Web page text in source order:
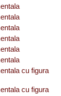
cu figura
cu figura